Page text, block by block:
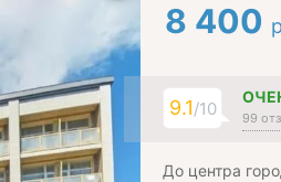
8 400
9.1/10 99
До центра